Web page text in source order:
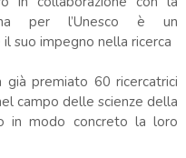
per l’Unesco è un
suo impegno nella ricerca
premiato 60 ricercatrici
campo delle scienze della
in modo concreto la loro